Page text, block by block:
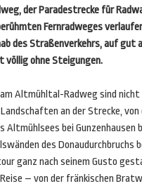
der Paradestrecke für
Fernradweges
des Straßenverkehrs, auf gut
völlig ohne Steigungen.
Altmühltal-Radweg sind nicht
an der Strecke, von
Altmühlsees bei Gunzenhausen
des Donaudurchbruchs
ganz nach seinem Gusto
– von der fränkischen